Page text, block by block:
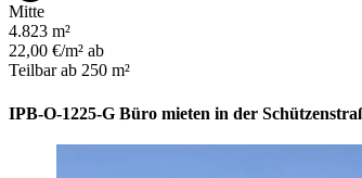
Mitte
4.823 m²
22,00 €/m² ab
Teilbar ab 250 m²
IPB-O-1225-G Büro mieten in der